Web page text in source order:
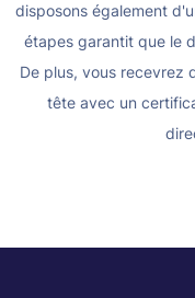
disposons également
étapes garantit que le
De plus, vous recevrez
tête avec un